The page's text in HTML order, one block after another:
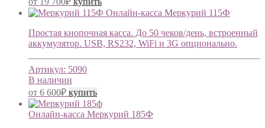
Онлайн-касса Меркурий 115Ф
Простая кнопочная касса. До 50 чеков/день, встроенный
аккумулятор. USB, RS232, WiFi и 3G опционально.
Артикул: 5090
В наличии
от 6 600₽ купить
Онлайн-касса Меркурий 185Ф